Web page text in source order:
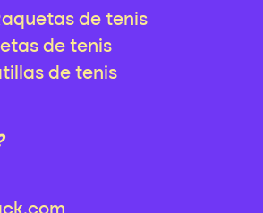
de tenis
de tenis
de tenis